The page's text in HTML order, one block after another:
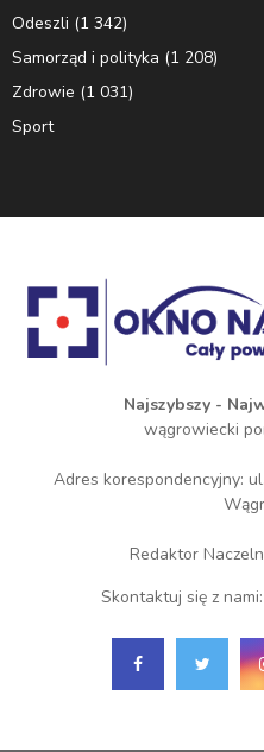
Odeszli (1 342)
Samorząd i polityka (1 208)
Zdrowie (1 031)
Sport
Najszybszy -
wągrowiecki
Adres korespondencyjny:
Redaktor
Skontaktuj się z nami: